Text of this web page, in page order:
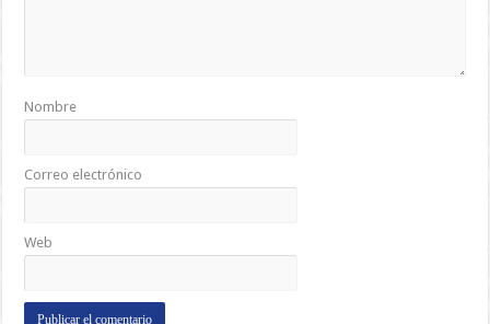
Nombre
Correo electrónico
Web